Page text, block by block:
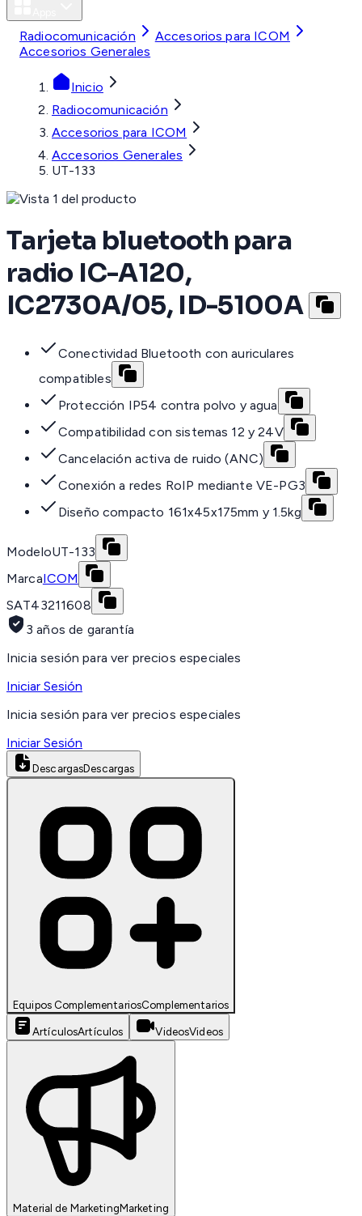
Radiocomunicación
Accesorios para ICOM
Accesorios Generales
Inicio
Radiocomunicación
Accesorios para ICOM
Accesorios Generales
UT-133
Tarjeta bluetooth para
radio IC-A120,
IC2730A/05, ID-5100A
Conectividad Bluetooth con auriculares
compatibles
Protección IP54 contra polvo y agua
Compatibilidad con sistemas 12 y 24V
Cancelación activa de ruido (ANC)
Conexión a redes RoIP mediante VE-PG3
Diseño compacto 161x45x175mm y 1.5kg
ModeloUT-133
MarcaICOM
SAT43211608
3 años de garantía
Inicia sesión para ver precios especiales
Iniciar Sesión
Inicia sesión para ver precios especiales
Iniciar Sesión
DescargasDescargas
Equipos ComplementariosComplementarios
ArtículosArtículos VideosVideos
Material de MarketingMarketing